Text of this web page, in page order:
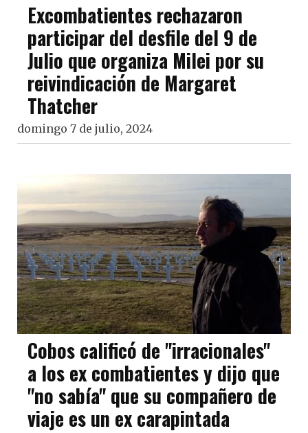
Excombatientes rechazaron
participar del desfile del 9 de
Julio que organiza Milei por su
reivindicación de Margaret
Thatcher
domingo 7 de julio, 2024
Cobos calificó de "irracionales"
a los ex combatientes y dijo que
"no sabía" que su compañero de
viaje es un ex carapintada